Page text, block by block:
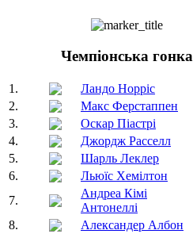
Чемпіонська гонка
1. Ландо Норріс
2.
Макс Ферстаппен
3.
Оскар Піастрі
4.
Джордж Расселл
5.
Шарль Леклер
6.
Льюїс Хемілтон
7.
Андреа Кімі
Антонеллі
8.
Александер Албон